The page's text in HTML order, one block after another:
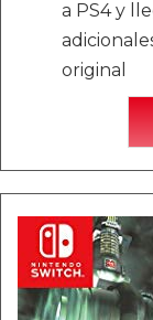
a PS4 y
original